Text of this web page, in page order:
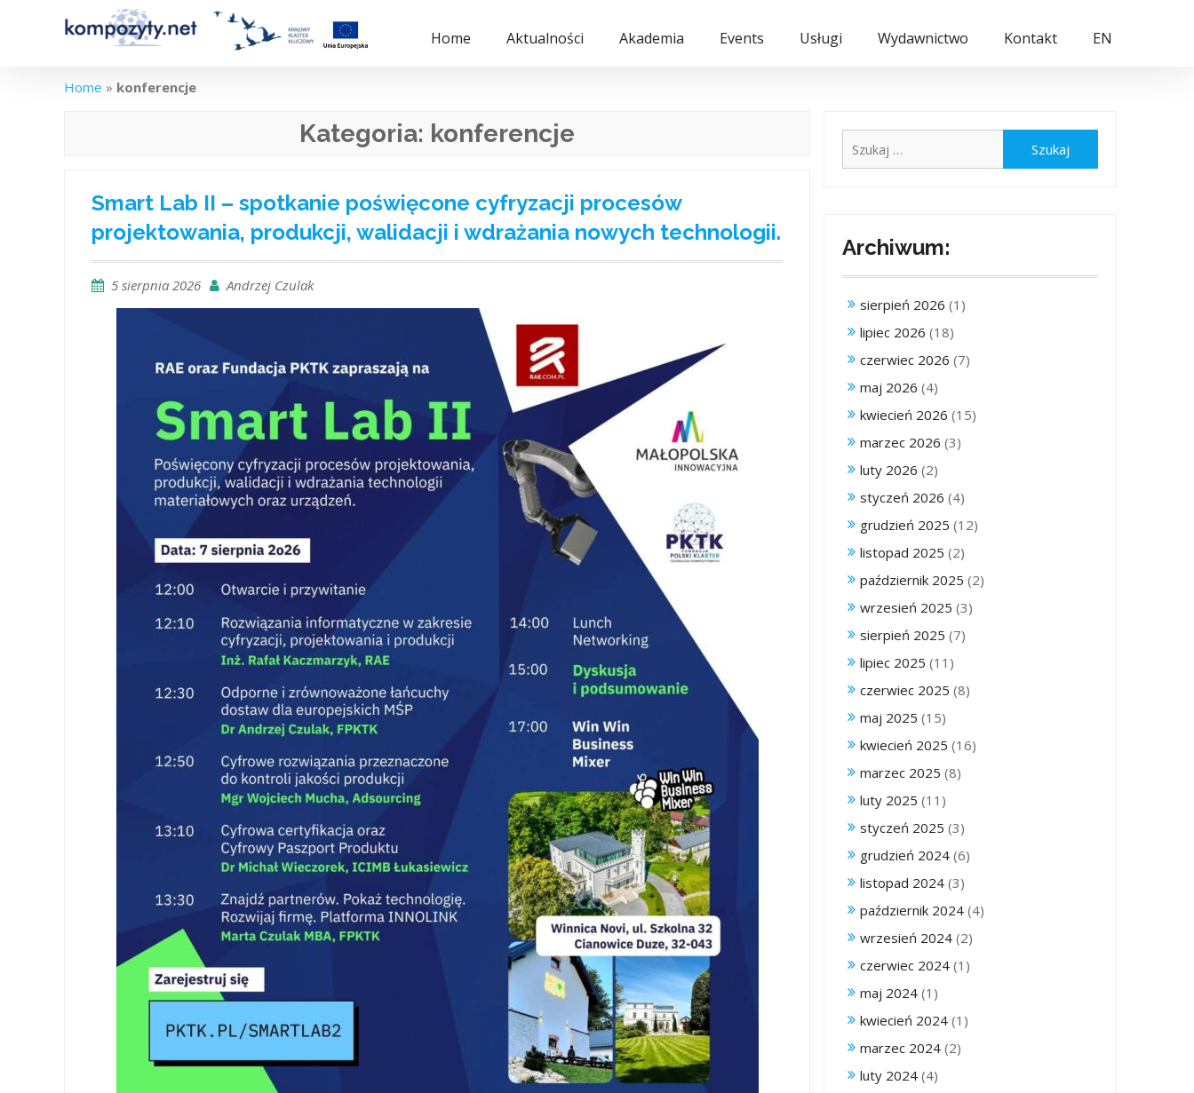
Home Aktualności Akademia Events Usługi Wydawnictwo Kontakt EN
Home » konferencje
Kategoria: konferencje
Smart Lab II – spotkanie poświęcone cyfryzacji procesów
projektowania, produkcji, walidacji i wdrażania nowych technologii.
5 sierpnia 2026 Andrzej Czulak
Archiwum:
sierpień 2026 (1)
lipiec 2026 (18)
czerwiec 2026 (7)
maj 2026 (4)
kwiecień 2026 (15)
marzec 2026 (3)
luty 2026 (2)
styczeń 2026 (4)
grudzień 2025 (12)
listopad 2025 (2)
październik 2025 (2)
wrzesień 2025 (3)
sierpień 2025 (7)
lipiec 2025 (11)
czerwiec 2025 (8)
maj 2025 (15)
kwiecień 2025 (16)
marzec 2025 (8)
luty 2025 (11)
styczeń 2025 (3)
grudzień 2024 (6)
listopad 2024 (3)
październik 2024 (4)
wrzesień 2024 (2)
czerwiec 2024 (1)
maj 2024 (1)
kwiecień 2024 (1)
marzec 2024 (2)
luty 2024 (4)